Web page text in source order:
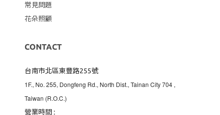
常見問題
花朵照顧
CONTACT
台南市北區東豐路255號
1F., No. 255, Dongfeng Rd., North Dist., Tainan City 704 ,
Taiwan (R.O.C.)
營業時間 :